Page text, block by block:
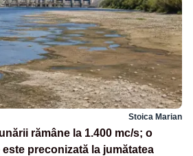
Stoica Marian
rămâne la 1.400 mc/s; o
preconizată la jumătatea